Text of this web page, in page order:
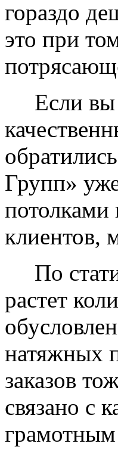
гораздо
это при
Если вы
Групп»
клиентов,
По
растет
натяжных
заказов
связано с